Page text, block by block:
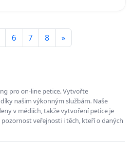
6 7 8 »
pro on-line petice. Vytvořte
našim výkonným službám. Naše
v médiích, takže vytvoření petice je
veřejnosti i těch, kteří o daných